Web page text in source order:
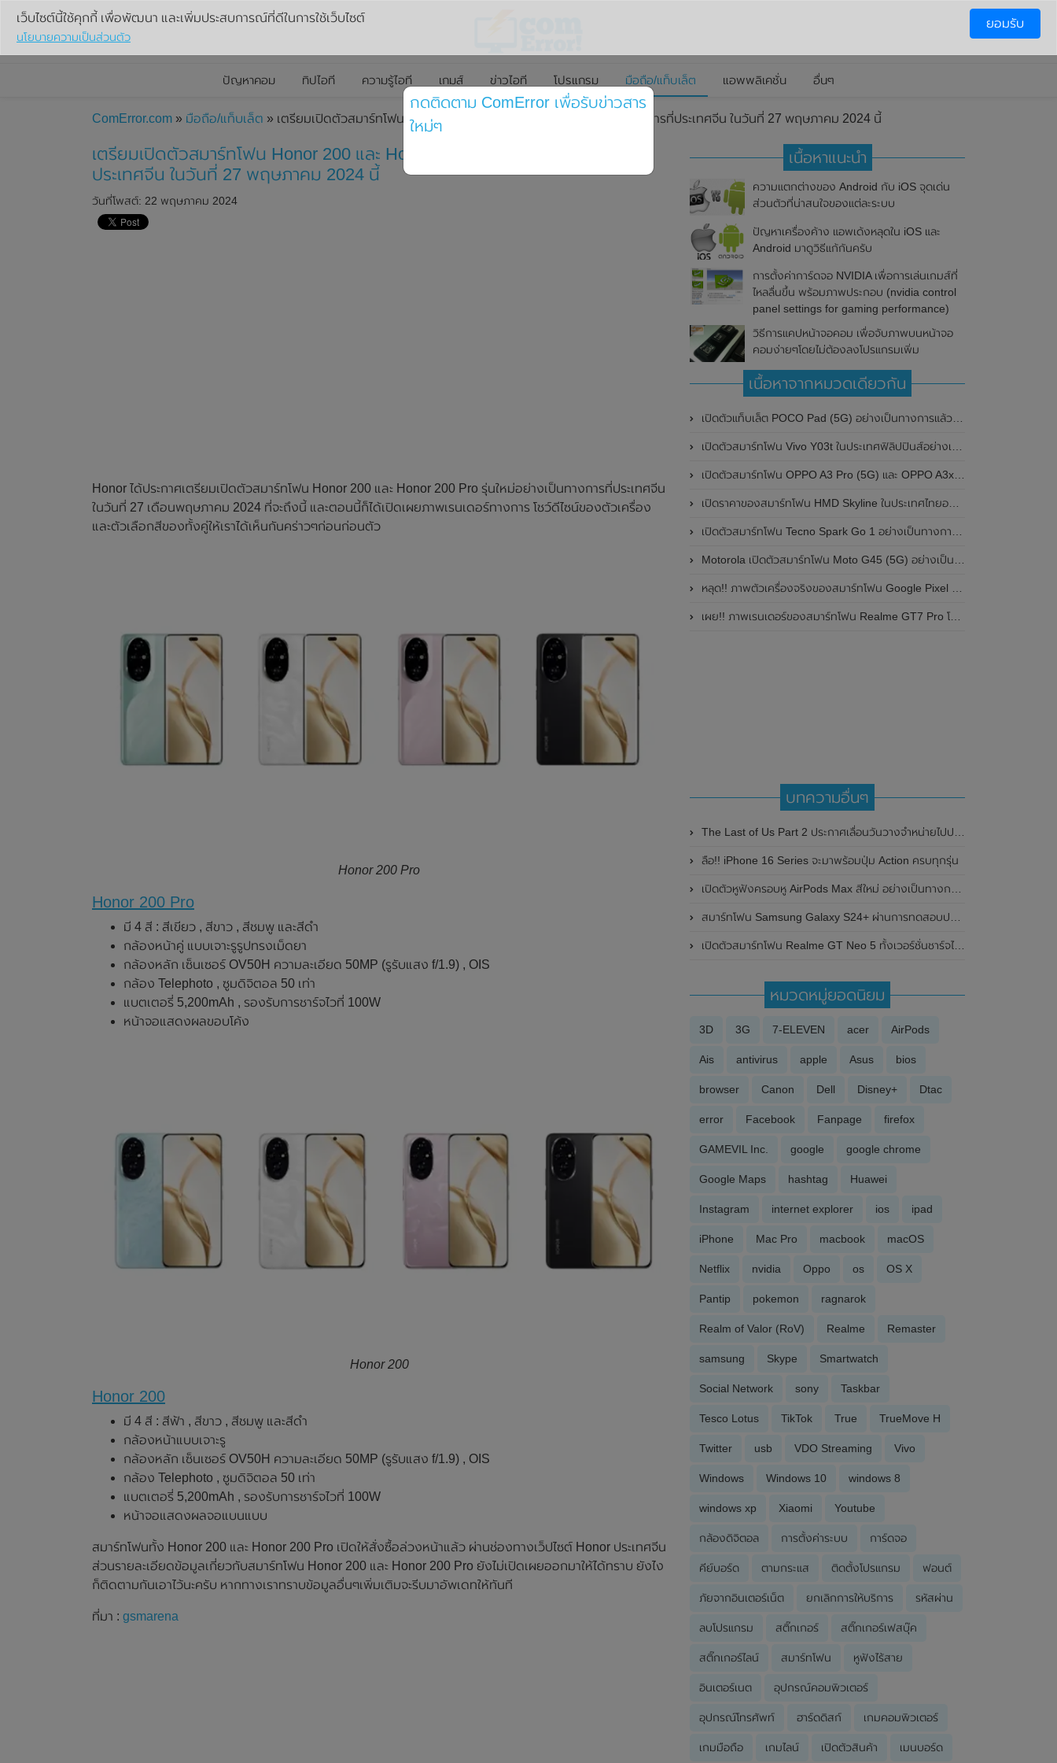
ปัญหาคอม ทิปไอที ความรู้ไอที เกมส์ ข่าวไอที โปรแกรม มือถือ/แท็บเล็ต แอพพลิเคชั่น อื่นๆ
ComError.com » มือถือ/แท็บเล็ต » เตรียมเปิดตัวสมาร์ทโฟน Honor 200 และ Honor 200 Pro อย่างเป็นทางการที่ประเทศจีน ในวันที่ 27 พฤษภาคม 2024 นี้
เตรียมเปิดตัวสมาร์ทโฟน Honor 200 และ Honor 200 Pro อย่างเป็นทางการที่
ประเทศจีน ในวันที่ 27 พฤษภาคม 2024 นี้
วันที่โพสต์: 22 พฤษภาคม 2024
Honor ได้ประกาศเตรียมเปิดตัวสมาร์ทโฟน Honor 200 และ Honor 200 Pro รุ่นใหม่อย่างเป็นทางการที่ประเทศจีน
ในวันที่ 27 เดือนพฤษภาคม 2024 ที่จะถึงนี้ และตอนนี้ก็ได้เปิดเผยภาพเรนเดอร์ทางการ โชว์ดีไซน์ของตัวเครื่อง
และตัวเลือกสีของทั้งคู่ให้เราได้เห็นกันคร่าวๆก่อนก่อนตัว
Honor 200 Pro
Honor 200 Pro
มี 4 สี : สีเขียว , สีขาว , สีชมพู และสีดำ
กล้องหน้าคู่ แบบเจาะรูรูปทรงเม็ดยา
กล้องหลัก เซ็นเซอร์ OV50H ความละเอียด 50MP (รูรับแสง f/1.9) , OIS
กล้อง Telephoto , ซูมดิจิตอล 50 เท่า
แบตเตอรี่ 5,200mAh , รองรับการชาร์จไวที่ 100W
หน้าจอแสดงผลขอบโค้ง
Honor 200
Honor 200
มี 4 สี : สีฟ้า , สีขาว , สีชมพู และสีดำ
กล้องหน้าแบบเจาะรู
กล้องหลัก เซ็นเซอร์ OV50H ความละเอียด 50MP (รูรับแสง f/1.9) , OIS
กล้อง Telephoto , ซูมดิจิตอล 50 เท่า
แบตเตอรี่ 5,200mAh , รองรับการชาร์จไวที่ 100W
หน้าจอแสดงผลจอแบนแบบ
สมาร์ทโฟนทั้ง Honor 200 และ Honor 200 Pro เปิดให้สั่งซื้อล่วงหน้าแล้ว ผ่านช่องทางเว็ปไซต์ Honor ประเทศจีน
ส่วนรายละเอียดข้อมูลเกี่ยวกับสมาร์ทโฟน Honor 200 และ Honor 200 Pro ยังไม่เปิดเผยออกมาให้ได้ทราบ ยังไง
ก็ติดตามกันเอาไว้นะครับ หากทางเราทราบข้อมูลอื่นๆเพิ่มเติมจะรีบมาอัพเดทให้ทันที
ที่มา : gsmarena
เนื้อหาแนะนำ
ความแตกต่างของ Android กับ iOS จุดเด่น
ส่วนตัวที่น่าสนใจของแต่ละระบบ
ปัญหาเครื่องค้าง แอพเด้งหลุดใน iOS และ
Android มาดูวิธีแก้กันครับ
การตั้งค่าการ์ดจอ NVIDIA เพื่อการเล่นเกมส์ที่
ไหลลื่นขึ้น พร้อมภาพประกอบ (nvidia control
panel settings for gaming performance)
วิธีการแคปหน้าจอคอม เพื่อจับภาพบนหน้าจอ
คอมง่ายๆโดยไม่ต้องลงโปรแกรมเพิ่ม
เนื้อหาจากหมวดเดียวกัน
เปิดตัวแท็บเล็ต POCO Pad (5G) อย่างเป็นทางการแล้วในประเทศอินเดีย มาพร้อมชิปเซ็ต Snapdragon 7s Gen 2 ของ Qualcomm และรองรับเครือข่าย 5G
เปิดตัวสมาร์ทโฟน Vivo Y03t ในประเทศฟิลิปปินส์อย่างเป็นทางการแล้ว มาพร้อมชิปเซ็ต Unisoc T612 , กล้องหลัง ความละเอียด 13MP , แบตเตอรี่ 5,000mAh และหน้าจอแสดงผล LCD / 90Hz
เปิดตัวสมาร์ทโฟน OPPO A3 Pro (5G) และ OPPO A3x ในประเทศไทยอย่างเป็นทางการแล้ว ในราคาเริ่มต้นเพียง 3,999 บาท
เปิดราคาของสมาร์ทโฟน HMD Skyline ในประเทศไทยอย่างเป็นทางการแล้ว ราคา 14,990 บาท
เปิดตัวสมาร์ทโฟน Tecno Spark Go 1 อย่างเป็นทางการแล้ว มาพร้อมหน้าจอแสดงผล LCD / 120Hz , แบตเตอรี่ 5,000mAh และใช้ชิปเซ็ต Unisoc
Motorola เปิดตัวสมาร์ทโฟน Moto G45 (5G) อย่างเป็นทางการแล้วในอินเดีย
หลุด!! ภาพตัวเครื่องจริงของสมาร์ทโฟน Google Pixel 9a โชว์ดีไซน์ใหม่ กล้องหลังแบนราบ ไม่มีกรอบของกล้องแล้ว
เผย!! ภาพเรนเดอร์ของสมาร์ทโฟน Realme GT7 Pro โชว์ให้เห็นดีไซน์ใหม่ พร้อมเผยรายละเอียดสเปกที่สำคัญบางส่วน
บทความอื่นๆ
The Last of Us Part 2 ประกาศเลื่อนวันวางจำหน่ายไปปลายดือนพฤษภาคม 2020
ลือ!! iPhone 16 Series จะมาพร้อมปุ่ม Action ครบทุกรุ่น
เปิดตัวหูฟังครอบหู AirPods Max สีใหม่ อย่างเป็นทางการแล้ว
สมาร์ทโฟน Samsung Galaxy S24+ ผ่านการทดสอบประสิทธิภาพบน Geekbecnh และSamsung Galaxy S24 Ultra ได้รับการรับรองความจุของแบตเตอรี่ของ TUV แล้ว
เปิดตัวสมาร์ทโฟน Realme GT Neo 5 ทั้งเวอร์ชั่นชาร์จไว 150W และชาร์จไว 240W อย่างเป็นทางการแล้ว
หมวดหมู่ยอดนิยม
3D 3G 7-ELEVEN acer AirPods
Ais antivirus apple Asus bios
browser Canon Dell Disney+ Dtac
error Facebook Fanpage firefox
GAMEVIL Inc. google google chrome
Google Maps hashtag Huawei
Instagram internet explorer ios ipad
iPhone Mac Pro macbook macOS
Netflix nvidia Oppo os OS X
Pantip pokemon ragnarok
Realm of Valor (RoV) Realme Remaster
samsung Skype Smartwatch
Social Network sony Taskbar
Tesco Lotus TikTok True TrueMove H
Twitter usb VDO Streaming Vivo
Windows Windows 10 windows 8
windows xp Xiaomi Youtube
กล้องดิจิตอล การตั้งค่าระบบ การ์ดจอ
คีย์บอร์ด ตามกระแส ติดตั้งโปรแกรม ฟอนต์
ภัยจากอินเตอร์เน็ต ยกเลิกการให้บริการ รหัสผ่าน
ลบโปรแกรม สติ๊กเกอร์ สติ๊กเกอร์เฟสบุ๊ค
สติ๊กเกอร์ไลน์ สมาร์ทโฟน หูฟังไร้สาย
อินเตอร์เนต อุปกรณ์คอมพิวเตอร์
อุปกรณ์โทรศัพท์ ฮาร์ดดิสก์ เกมคอมพิวเตอร์
เกมมือถือ เกมไลน์ เปิดตัวสินค้า เมนบอร์ด
เว็บไซต์นี้ใช้คุกกี้ เพื่อพัฒนา และเพิ่มประสบการณ์ที่ดีในการใช้เว็บไซต์
นโยบายความเป็นส่วนตัว
ยอมรับ
กดติดตาม ComError เพื่อรับข่าวสาร
ใหม่ๆ